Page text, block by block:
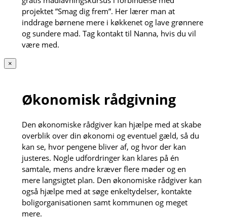
projektet ”Smag dig frem”. Her lærer man at
inddrage børnene mere i køkkenet og lave grønnere
og sundere mad. Tag kontakt til Nanna, hvis du vil
være med.
×
Økonomisk rådgivning
Den økonomiske rådgiver kan hjælpe med at skabe
overblik over din økonomi og eventuel gæld, så du
kan se, hvor pengene bliver af, og hvor der kan
justeres. Nogle udfordringer kan klares på én
samtale, mens andre kræver flere møder og en
mere langsigtet plan. Den økonomiske rådgiver kan
også hjælpe med at søge enkeltydelser, kontakte
boligorganisationen samt kommunen og meget
mere.